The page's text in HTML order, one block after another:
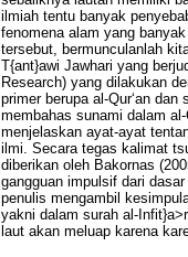
ilmiah tentu banyak
fenomena alam yang
tersebut, bermunculanlah
T{ant}awi Jawhari yang
Research) yang dilakukan
primer berupa al-Qur‘an
membahas sunami dalam
menjelaskan ayat-ayat
ilmi. Secara tegas kalimat
diberikan oleh Bakornas
gangguan impulsif dari
penulis mengambil
yakni dalam surah al-
laut akan meluap karena